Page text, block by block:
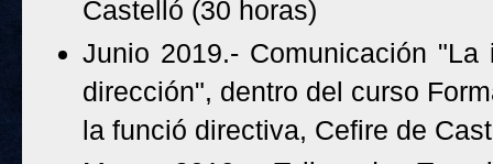
Castelló (30 horas)
Junio 2019.- Comunicación
dirección", dentro del curso
la funció directiva, Cefire de